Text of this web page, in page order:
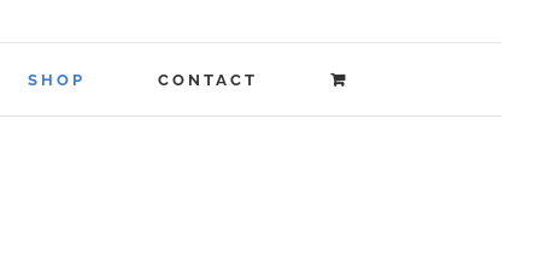
SHOP CONTACT